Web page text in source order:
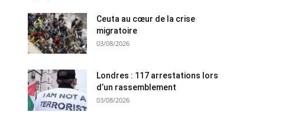
Ceuta au cœur de la crise
migratoire
03/08/2026
Londres : 117 arrestations lors
d’un rassemblement
03/08/2026